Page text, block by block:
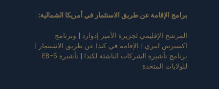
برامج الإقامة عن طريق الاستثمار في أمريكا الشمالية:
المرشح الإقليمي لجزيرة الأمير إدوارد | وبرنامج
اكسبرس انتري | الإقامة في كندا عن طريق الاستثمار |
برنامج تأشيرة الشركات الناشئة لكندا |
تأشيرة EB-5
للولايات المتحدة